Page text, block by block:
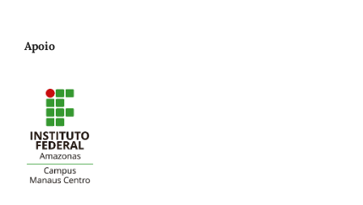
Apoio